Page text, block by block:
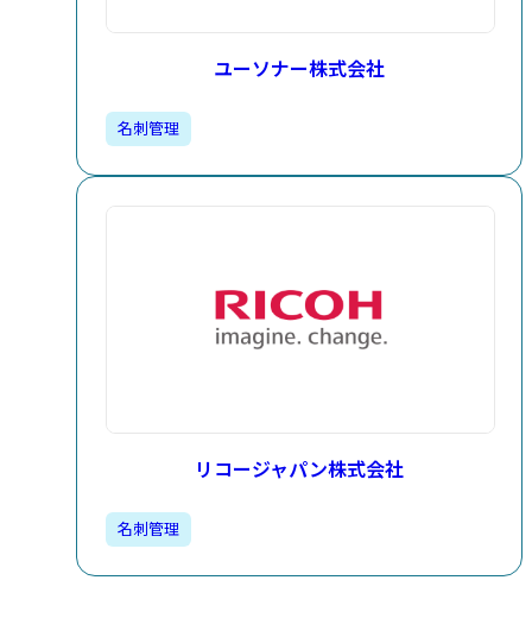
ユーソナー株式会社
名刺管理​
リコージャパン株式会社
名刺管理​